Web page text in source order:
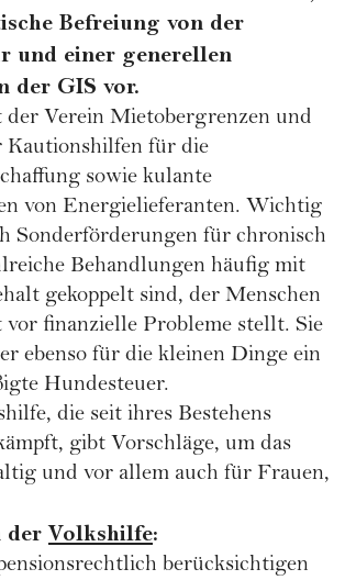
Befreiung von der
und einer generellen
der GIS vor.
Verein Mietobergrenzen und
Kautionshilfen für die
sowie kulante
von Energielieferanten. Wichtig
Sonderförderungen für chronisch
Behandlungen häufig mit
gekoppelt sind, der Menschen
finanzielle Probleme stellt. Sie
ebenso für die kleinen Dinge ein
Hundesteuer.
die seit ihres Bestehens
gibt Vorschläge, um das
und vor allem auch für Frauen,
derVolkshilfe:
berücksichtigen